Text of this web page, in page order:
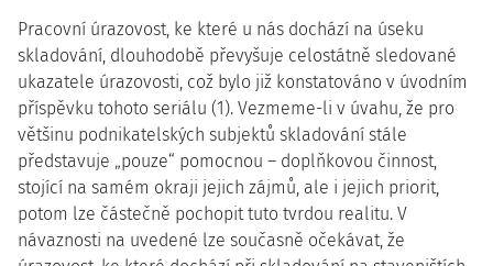
Pracovní úrazovost, ke které u nás dochází na úseku
skladování, dlouhodobě převyšuje celostátně sledované
ukazatele úrazovosti, což bylo již konstatováno v úvodním
příspěvku tohoto seriálu (1). Vezmeme-li v úvahu, že pro
většinu podnikatelských subjektů skladování stále
představuje „pouze“ pomocnou – doplňkovou činnost,
stojící na samém okraji jejich zájmů, ale i jejich priorit,
potom lze částečně pochopit tuto tvrdou realitu. V
návaznosti na uvedené lze současně očekávat, že